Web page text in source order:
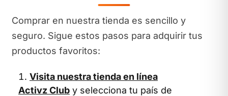
Comprar en nuestra tienda es sencillo y
seguro. Sigue estos pasos para adquirir tus
productos favoritos:
Visita nuestra tienda en línea
Activz Club y selecciona tu país de